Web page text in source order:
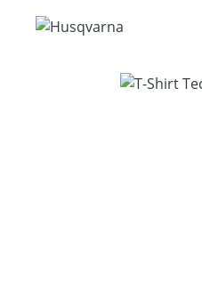
Bildergalerie überspringen